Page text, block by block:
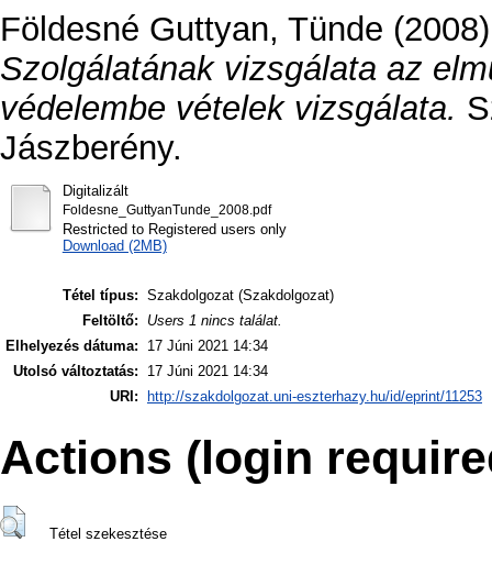
Földesné Guttyan, Tünde
Szolgálatának vizsgálata az
védelembe vételek vizsgálata.
Jászberény.
Digitalizált
Foldesne_GuttyanTunde_2008.pdf
Restricted to Registered users only
Download (2MB)
Tétel típus: Szakdolgozat (Szakdolgozat)
Feltöltő:
Users 1 nincs találat.
Elhelyezés dátuma:
17 Júni 2021 14:34
Utolsó változtatás:
17 Júni 2021 14:34
URI:
http://szakdolgozat.uni-eszterhazy.hu/id/eprint/11253
Actions (login
Tétel szekesztése